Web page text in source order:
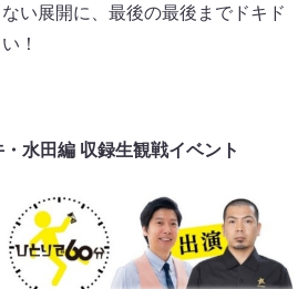
い展開に、最後の最後までドキド
！
・水田編 収録生観戦イベント